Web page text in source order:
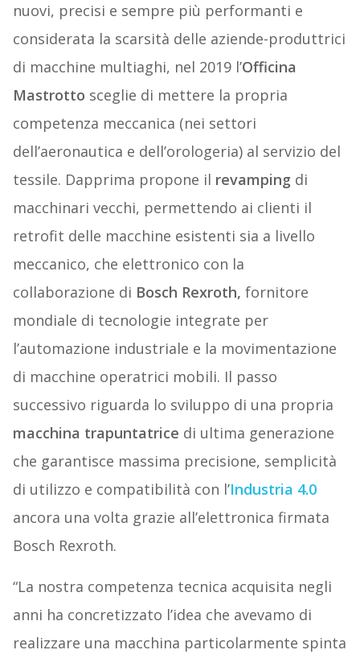
nuovi, precisi e sempre più performanti e
considerata la scarsità delle aziende-produttrici
di macchine multiaghi, nel 2019 l’Officina
Mastrotto sceglie di mettere la propria
competenza meccanica (nei settori
dell’aeronautica e dell’orologeria) al servizio del
tessile. Dapprima propone il revamping di
macchinari vecchi, permettendo ai clienti il
retrofit delle macchine esistenti sia a livello
meccanico, che elettronico con la
collaborazione di Bosch Rexroth, fornitore
mondiale di tecnologie integrate per
l’automazione industriale e la movimentazione
di macchine operatrici mobili. Il passo
successivo riguarda lo sviluppo di una propria
macchina trapuntatrice di ultima generazione
che garantisce massima precisione, semplicità
di utilizzo e compatibilità con l’Industria 4.0
ancora una volta grazie all’elettronica firmata
Bosch Rexroth.
“La nostra competenza tecnica acquisita negli
anni ha concretizzato l’idea che avevamo di
realizzare una macchina particolarmente spinta